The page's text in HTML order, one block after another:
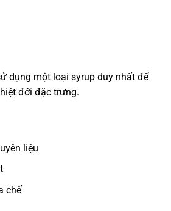
dụng một loại syrup duy nhất để
đới đặc trưng.
liệu
chế